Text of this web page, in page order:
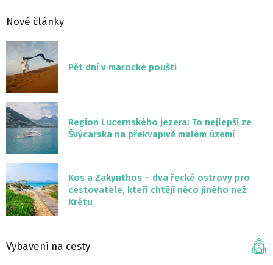
Nové články
Pět dní v marocké poušti
Region Lucernského jezera: To nejlepší ze
Švýcarska na překvapivě malém území
Kos a Zakynthos – dva řecké ostrovy pro
cestovatele, kteří chtějí něco jiného než
Krétu
Vybavení na cesty